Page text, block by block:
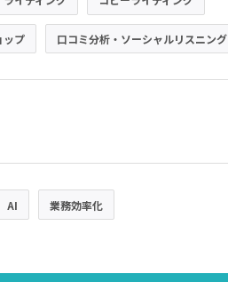
ップ 口コミ分析・ソーシャルリスニング
AI 業務効率化